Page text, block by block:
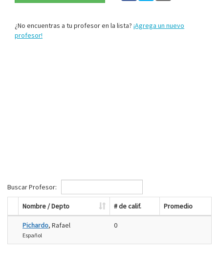
¿No encuentras a tu profesor en la lista? ¡Agrega un nuevo
profesor!
Buscar Profesor:
Nombre / Depto # de calif. Promedio
Pichardo, Rafael
Español
0